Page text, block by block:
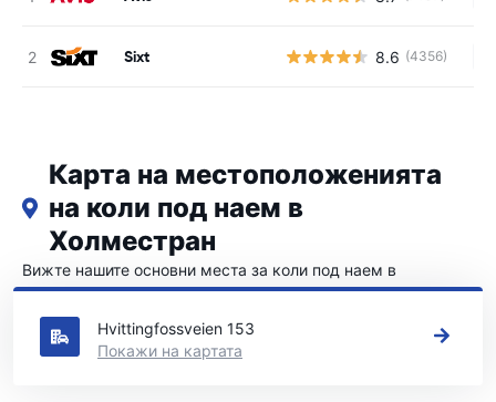
Sixt 8.6 (4356)
Карта на местоположенията
на коли под наем в
Холместран
Вижте нашите основни места за коли под наем в
Холместран
Hvittingfossveien 153
Покажи на картата